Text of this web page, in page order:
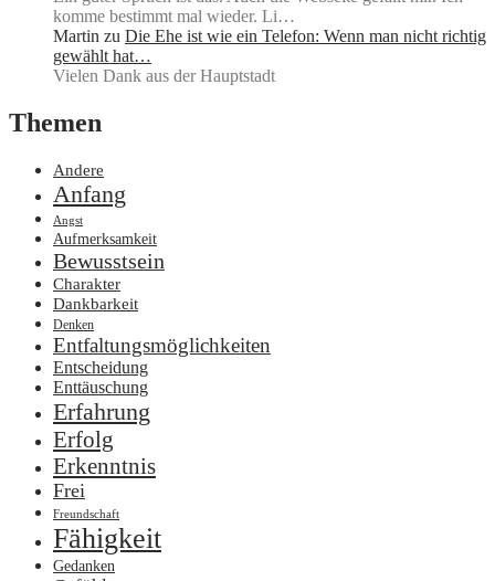
komme bestimmt mal wieder. Li…
Martin zu Die Ehe ist wie ein Telefon: Wenn man nicht richtig
gewählt hat…
Vielen Dank aus der Hauptstadt
Themen
Andere
Anfang
Angst
Aufmerksamkeit
Bewusstsein
Charakter
Dankbarkeit
Denken
Entfaltungsmöglichkeiten
Entscheidung
Enttäuschung
Erfahrung
Erfolg
Erkenntnis
Frei
Freundschaft
Fähigkeit
Gedanken